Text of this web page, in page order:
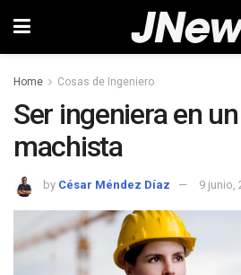
Home Cosas de Ingeniero
Ser ingeniera en
machista
by César Méndez Díaz 9 junio,